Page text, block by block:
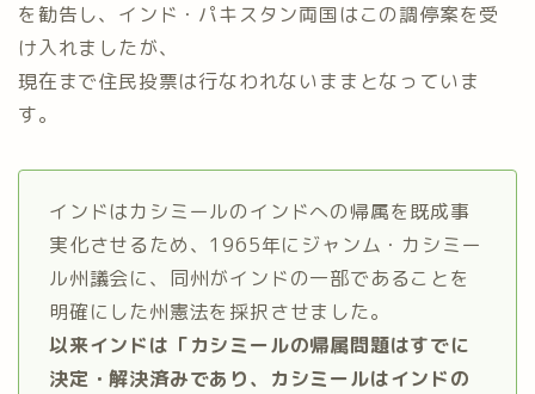
を勧告し、インド・パキスタン両国はこの調停案を受
け入れましたが、
現在まで住民投票は行なわれないままとなっていま
す。
インドはカシミールのインドへの帰属を既成事
実化させるため、1965年にジャンム・カシミー
ル州議会に、同州がインドの一部であることを
明確にした州憲法を採択させました。
以来インドは「カシミールの帰属問題はすでに
決定・解決済みであり、カシミールはインドの